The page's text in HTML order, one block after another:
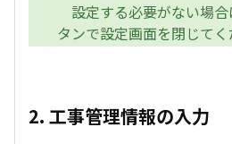
設定する必要がない場
タンで設定画面を閉じてく
2. 工事管理情報の入力